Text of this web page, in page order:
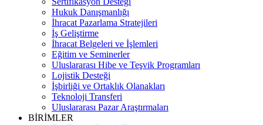
Hukuk Danışmanlığı
İhracat Pazarlama Stratejileri
İş Geliştirme
İhracat Belgeleri ve İşlemleri
Eğitim ve Seminerler
Uluslararası Hibe ve Teşvik Programları
Lojistik Desteği
İşbirliği ve Ortaklık Olanakları
Teknoloji Transferi
Uluslararası Pazar Araştırmaları
BİRİMLER